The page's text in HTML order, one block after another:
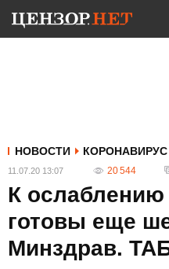
НОВОСТИ
11.07.20 13:07 20 544
К ослаблению
готовы еще
Минздрав.